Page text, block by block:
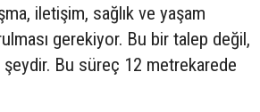
iletişim, sağlık ve yaşam
gerekiyor. Bu bir talep değil,
şeydir. Bu süreç 12 metrekarede